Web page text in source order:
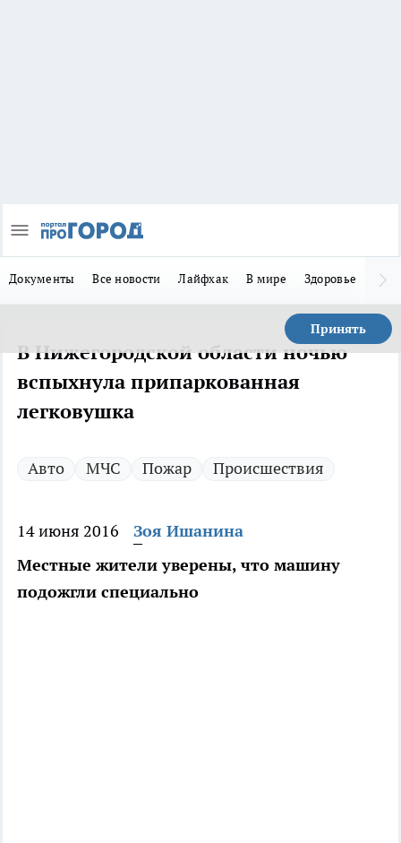
Документы Все новости Лайфхак В мире Здоровье
Принять
В Нижегородской области ночью
вспыхнула припаркованная
легковушка
Авто МЧС Пожар Происшествия
14 июня 2016
Зоя Ишанина
Местные жители уверены, что машину
подожгли специально